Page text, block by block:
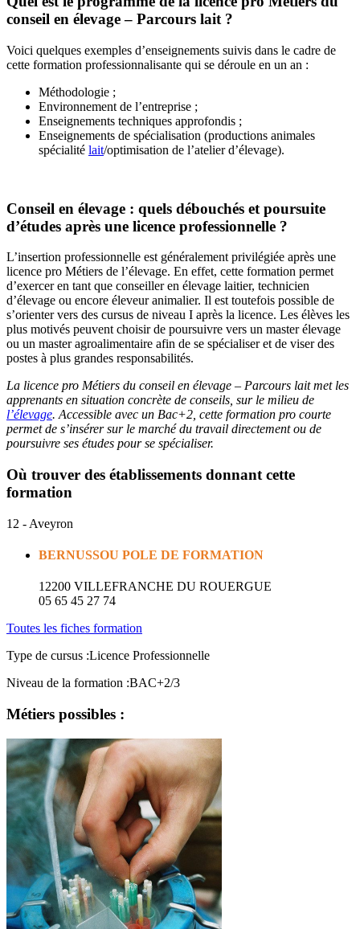
conseil en élevage – Parcours lait ?
Voici quelques exemples d’enseignements suivis dans le cadre de
cette formation professionnalisante qui se déroule en un an :
Méthodologie ;
Environnement de l’entreprise ;
Enseignements techniques approfondis ;
Enseignements de spécialisation (productions animales
spécialité lait/optimisation de l’atelier d’élevage).
Conseil en élevage : quels débouchés et poursuite
d’études après une licence professionnelle ?
L’insertion professionnelle est généralement privilégiée après une
licence pro Métiers de l’élevage. En effet, cette formation permet
d’exercer en tant que conseiller en élevage laitier, technicien
d’élevage ou encore éleveur animalier. Il est toutefois possible de
s’orienter vers des cursus de niveau I après la licence. Les élèves les
plus motivés peuvent choisir de poursuivre vers un master élevage
ou un master agroalimentaire afin de se spécialiser et de viser des
postes à plus grandes responsabilités.
La licence pro Métiers du conseil en élevage – Parcours lait met les
apprenants en situation concrète de conseils, sur le milieu de
l’élevage. Accessible avec un Bac+2, cette formation pro courte
permet de s’insérer sur le marché du travail directement ou de
poursuivre ses études pour se spécialiser.
Où trouver des établissements donnant cette
formation
12 - Aveyron
BERNUSSOU POLE DE FORMATION
12200 VILLEFRANCHE DU ROUERGUE
05 65 45 27 74
Toutes les fiches formation
Type de cursus :Licence Professionnelle
Niveau de la formation :BAC+2/3
Métiers possibles :